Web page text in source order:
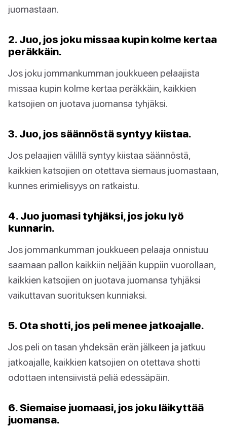
juomastaan.
2. Juo, jos joku missaa kupin kolme kertaa
peräkkäin.
Jos joku jommankumman joukkueen pelaajista
missaa kupin kolme kertaa peräkkäin, kaikkien
katsojien on juotava juomansa tyhjäksi.
3. Juo, jos säännöstä syntyy kiistaa.
Jos pelaajien välillä syntyy kiistaa säännöstä,
kaikkien katsojien on otettava siemaus juomastaan,
kunnes erimielisyys on ratkaistu.
4. Juo juomasi tyhjäksi, jos joku lyö
kunnarin.
Jos jommankumman joukkueen pelaaja onnistuu
saamaan pallon kaikkiin neljään kuppiin vuorollaan,
kaikkien katsojien on juotava juomansa tyhjäksi
vaikuttavan suorituksen kunniaksi.
5. Ota shotti, jos peli menee jatkoajalle.
Jos peli on tasan yhdeksän erän jälkeen ja jatkuu
jatkoajalle, kaikkien katsojien on otettava shotti
odottaen intensiivistä peliä edessäpäin.
6. Siemaise juomaasi, jos joku läikyttää
juomansa.